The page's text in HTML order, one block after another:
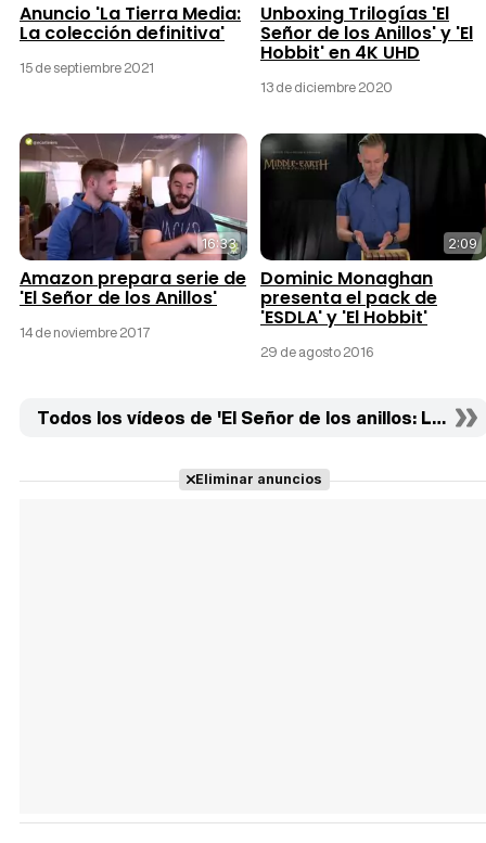
Anuncio 'La Tierra Media:
La colección definitiva'
15 de septiembre 2021
Unboxing Trilogías 'El
Señor de los Anillos' y 'El
Hobbit' en 4K UHD
13 de diciembre 2020
16:33
Amazon prepara serie de
'El Señor de los Anillos'
14 de noviembre 2017
2:09
Dominic Monaghan
presenta el pack de
'ESDLA' y 'El Hobbit'
29 de agosto 2016
Todos los vídeos de 'El Señor de los anillos: Las
Eliminar anuncios